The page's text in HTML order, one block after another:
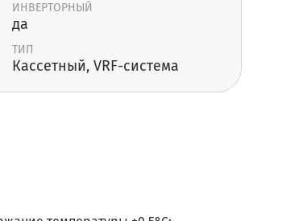
ИНВЕРТОРНЫЙ
да
ТИП
Кассетный, VRF-система